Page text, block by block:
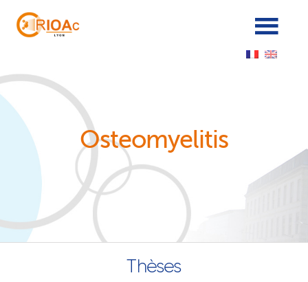
Osteomyelitis
Thèses
Panneau de gestion des cookies